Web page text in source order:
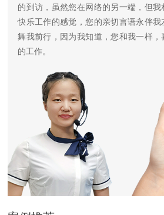
的到访，虽然您在网络的另一端，但
快乐工作的感觉，您的亲切言语永伴
舞我前行，因为我知道，您和我一样
的工作。